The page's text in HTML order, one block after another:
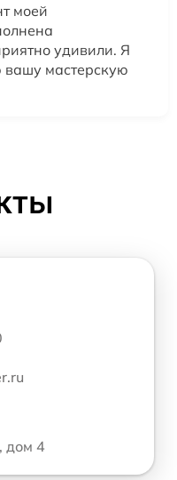
моей
удивили. Я
вашу мастерскую
дом 4